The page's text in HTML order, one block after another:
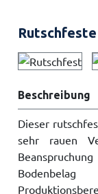
Beschreibung
Dieser
sehr rauen